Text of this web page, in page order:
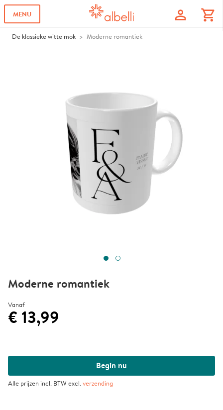
MENU profile shopping_cart
De klassieke witte mok Moderne romantiek
Moderne romantiek
Vanaf
€ 13,99
Begin nu
Alle prijzen incl. BTW excl.verzending